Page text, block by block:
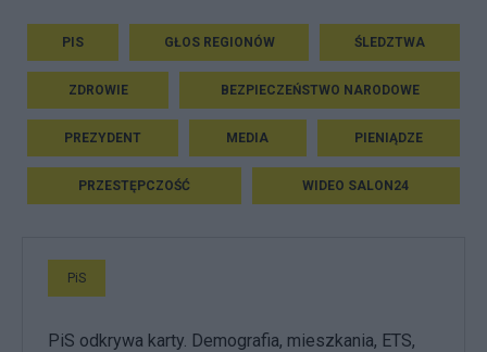
PIS GŁOS REGIONÓW ŚLEDZTWA
ZDROWIE BEZPIECZEŃSTWO NARODOWE
PREZYDENT MEDIA PIENIĄDZE
PRZESTĘPCZOŚĆ WIDEO SALON24
PiS
PiS odkrywa karty. Demografia, mieszkania, ETS,